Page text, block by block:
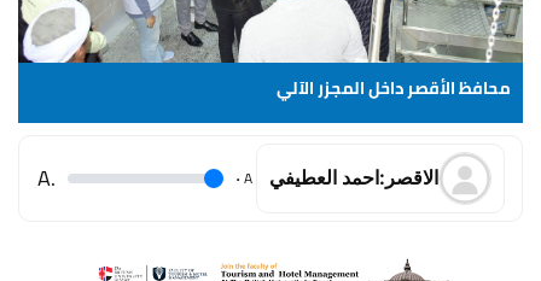
محافظ الأقصر داخل المجزر الآلي
الاقصر:احمد العطيفي A
.
.A